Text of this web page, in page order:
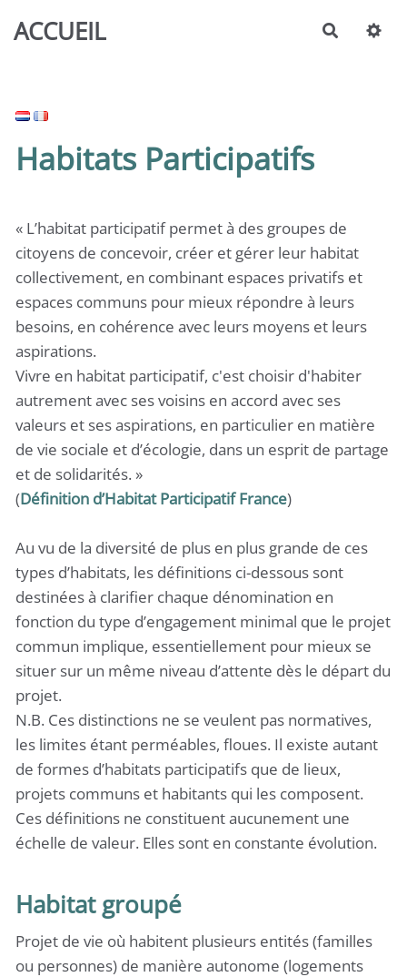
Aller au contenu principal
ACCUEIL
Habitats Participatifs
« L’habitat participatif permet à des groupes de
citoyens de concevoir, créer et gérer leur habitat
collectivement, en combinant espaces privatifs et
espaces communs pour mieux répondre à leurs
besoins, en cohérence avec leurs moyens et leurs
aspirations.
Vivre en habitat participatif, c'est choisir d'habiter
autrement avec ses voisins en accord avec ses
valeurs et ses aspirations, en particulier en matière
de vie sociale et d’écologie, dans un esprit de partage
et de solidarités. »
(Définition d’Habitat Participatif France)
Au vu de la diversité de plus en plus grande de ces
types d’habitats, les définitions ci-dessous sont
destinées à clarifier chaque dénomination en
fonction du type d’engagement minimal que le projet
commun implique, essentiellement pour mieux se
situer sur un même niveau d’attente dès le départ du
projet.
N.B. Ces distinctions ne se veulent pas normatives,
les limites étant perméables, floues. Il existe autant
de formes d’habitats participatifs que de lieux,
projets communs et habitants qui les composent.
Ces définitions ne constituent aucunement une
échelle de valeur. Elles sont en constante évolution.
Habitat groupé
Projet de vie où habitent plusieurs entités (familles
ou personnes) de manière autonome (logements